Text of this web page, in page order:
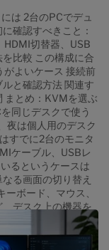
は 2台のPCでデュ
確認すべきこと：
HDMI切替器、USB
比較 この構成に合
がよいケース 接続前
と確認方法 関連す
まとめ：KVMを選ぶ
同じデスクで使う
夜は個人用のデスク
すでに2台のモニタ
ケーブル、USBレ
るというケースは
る画面の切り替え
ボード、マウス、
デスク上の機器を
す。 ただし、デュア
動的に2画面を使用
なのは、KVMの機